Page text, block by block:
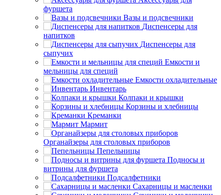
фуршета
Вазы и подсвечники
Диспенсеры для
напитков
Диспенсеры для
сыпучих
Емкости и
мельницы для специй
Емкости охладительные
Инвентарь
Колпаки и крышки
Корзины и хлебницы
Креманки
Мармит
Органайзеры для столовых приборов
Пепельницы
Подносы и
витрины для фуршета
Подсалфетники
Сахарницы и масленки